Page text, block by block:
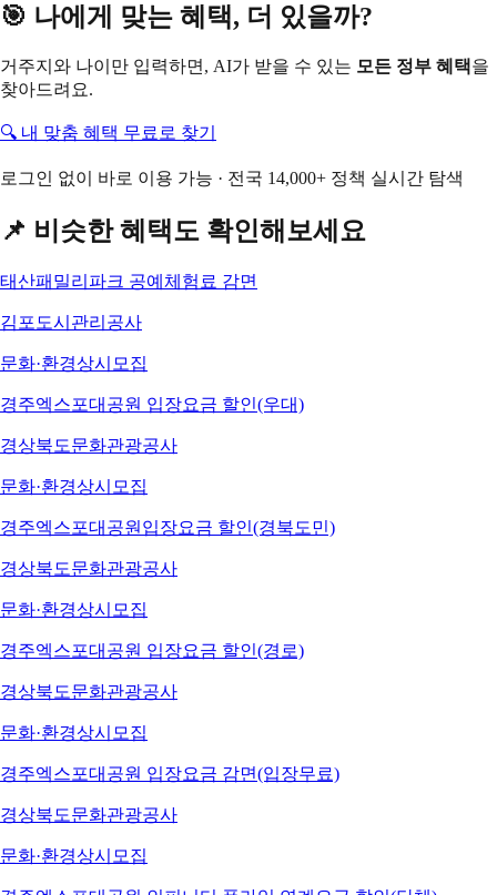
🎯 나에게 맞는 혜택, 더 있을까?
거주지와 나이만 입력하면, AI가 받을 수 있는 모든 정부 혜택을
찾아드려요.
🔍 내 맞춤 혜택 무료로 찾기
로그인 없이 바로 이용 가능 · 전국 14,000+ 정책 실시간 탐색
📌 비슷한 혜택도 확인해보세요
태산패밀리파크 공예체험료 감면
김포도시관리공사
문화·환경상시모집
경주엑스포대공원 입장요금 할인(우대)
경상북도문화관광공사
문화·환경상시모집
경주엑스포대공원입장요금 할인(경북도민)
경상북도문화관광공사
문화·환경상시모집
경주엑스포대공원 입장요금 할인(경로)
경상북도문화관광공사
문화·환경상시모집
경주엑스포대공원 입장요금 감면(입장무료)
경상북도문화관광공사
문화·환경상시모집